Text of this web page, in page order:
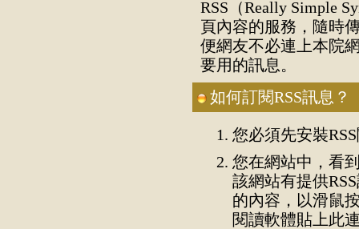
RSS（Really Simple
頁內容的服務，隨時
便網友不必連上本院
要用的訊息。
如何訂閱RSS訊息？
您必須先安裝
您在網站中，看
該網站有提供
的內容，以滑鼠
閱讀軟體貼上此